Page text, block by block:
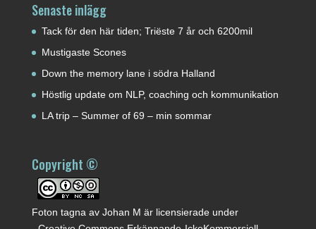
Senaste inlägg
Tack för den här tiden; Triëste 7 år och 6200mil
Mustigaste Scones
Down the memory lane i södra Halland
Höstlig update om NLP, coaching och kommunikation
LA trip – Summer of 69 – min sommar
Copyright ©
Foton tagna av Johan M är licensierade under